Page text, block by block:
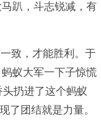
趴，斗志锐减，有
致，才能胜利。于
蚁大军一下子惊慌
扔进了这个蚂蚁
了团结就是力量。